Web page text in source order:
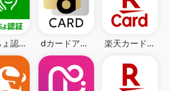
ゆうちょ認証アプリ dカードアプリ 楽天カード：明細確認・家計簿アプリ